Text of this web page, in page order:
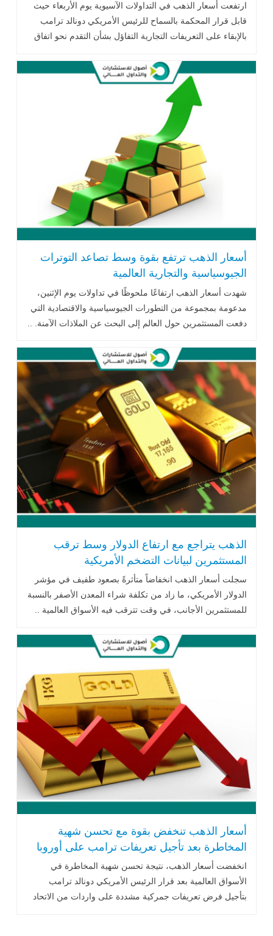
ارتفعت أسعار الذهب في التداولات الآسيوية يوم الأربعاء حيث
قابل قرار المحكمة بالسماح للرئيس الأمريكي دونالد ترامب
بالإبقاء على التعريفات التجارية التفاؤل بشأن التقدم نحو اتفاق
أسعار الذهب ترتفع بقوة وسط تصاعد التوترات
الجيوسياسية والتجارية العالمية
شهدت أسعار الذهب ارتفاعًا ملحوظًا في تداولات يوم الإثنين،
مدعومة بمجموعة من التطورات الجيوسياسية والاقتصادية التي
دفعت المستثمرين حول العالم إلى البحث عن الملاذات الآمنة. ..
الذهب يتراجع مع ارتفاع الدولار وسط ترقب
المستثمرين لبيانات التضخم الأمريكية
سجلت أسعار الذهب انخفاضاً متأثرةً بصعود طفيف في مؤشر
الدولار الأمريكي، ما زاد من تكلفة شراء المعدن الأصفر بالنسبة
للمستثمرين الأجانب، في وقت تترقب فيه الأسواق العالمية ..
أسعار الذهب تنخفض بقوة مع تحسن شهية
المخاطرة بعد تأجيل تعريفات ترامب على أوروبا
انخفضت أسعار الذهب، نتيجة تحسن شهية المخاطرة في
الأسواق العالمية بعد قرار الرئيس الأمريكي دونالد ترامب
بتأجيل فرض تعريفات جمركية مشددة على واردات من الاتحاد